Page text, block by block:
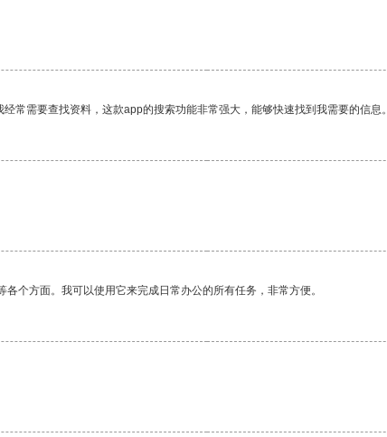
常需要查找资料，这款app的搜索功能非常强大，能够快速找到我需要的信息。
个方面。我可以使用它来完成日常办公的所有任务，非常方便。